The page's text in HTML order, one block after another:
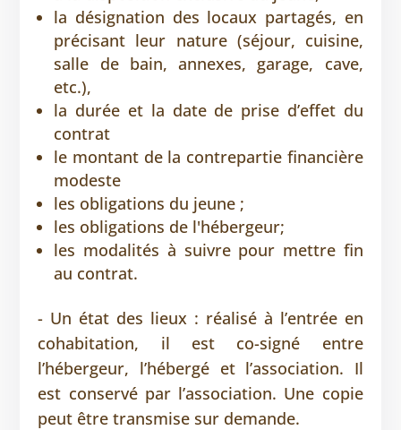
la désignation des locaux partagés, en
précisant leur nature (séjour, cuisine,
salle de bain, annexes, garage, cave,
etc.),
la durée et la date de prise d’effet du
contrat
le montant de la contrepartie financière
modeste
les obligations du jeune ;
les obligations de l'hébergeur;
les modalités à suivre pour mettre fin
au contrat.
- Un état des lieux : réalisé à l’entrée en
cohabitation, il est co-signé entre
l’hébergeur, l’hébergé et l’association. Il
est conservé par l’association. Une copie
peut être transmise sur demande.